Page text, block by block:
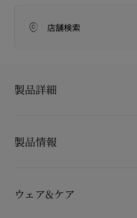
店舗検索
製品詳細
ルエットと力強いフェミニニテ
ブラックのラムナッパレザーが
製品情報
素材 ナッパレザー
ウェア&ケア